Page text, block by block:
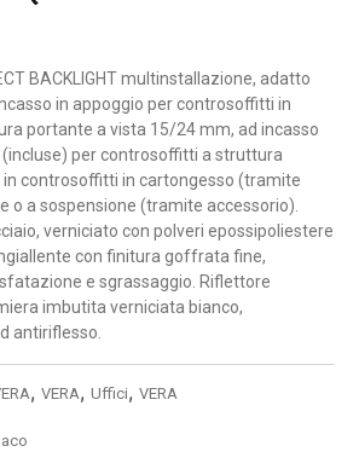
BACKLIGHT multinstallazione, adatto
in appoggio per controsoffitti in
portante a vista 15/24 mm, ad incasso
per controsoffitti a struttura
in controsoffitti in cartongesso (tramite
o a sospensione (tramite accessorio).
verniciato con polveri epossipoliestere
con finitura goffrata fine,
e sgrassaggio. Riflettore
imbutita verniciata bianco,
antiriflesso.
, VERA, Uffici, VERA